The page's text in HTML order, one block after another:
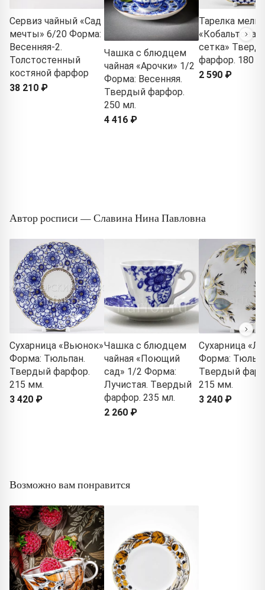
Сервиз чайный «Сад
мечты» 6/20 Форма:
Весенняя-2.
Толстостенный
костяной фарфор
38 210 ₽
Чашка с блюдцем
чайная «Арочки» 1/2
Форма: Весенняя.
Твердый фарфор.
250 мл.
4 416 ₽
Тарелка
«Кобальтовая
сетка»
фарфор. 180
2 590 ₽
Автор росписи — Славина Нина Павловна
Сухарница «Вьюнок»
Форма: Тюльпан.
Твердый фарфор.
215 мм.
3 420 ₽
Чашка с блюдцем
чайная «Поющий
сад» 1/2 Форма:
Лучистая. Твердый
фарфор. 235 мл.
2 260 ₽
Сухарница
Форма:
Твердый
215 мм.
3 240 ₽
Возможно вам понравится